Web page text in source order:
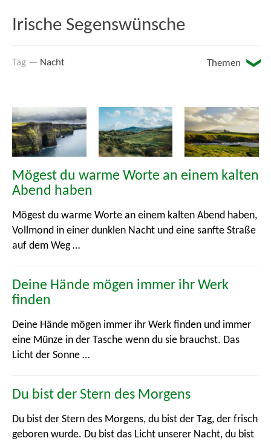
Irische Segenswünsche
Nacht Themen
Arbeit
Auf dem Weg
Essen und Trinken
Feuer
Freundschaft
Glaube
Hoffnung
Jahr und Jahreszeiten
Lächeln, Freundlichkeit, Freude
Leben
Natur
Mögest du warme Worte an einem kalten
Abend haben
Mögest du warme Worte an einem kalten Abend haben,
Vollmond in einer dunklen Nacht und eine sanfte Straße
auf dem Weg …
Deine Hände mögen immer ihr Werk
finden
Deine Hände mögen immer ihr Werk finden und immer
eine Münze in der Tasche wenn du sie brauchst. Das
Licht der Sonne …
Du bist der Stern des Morgens
Du bist der Stern des Morgens, du bist der Tag, der frisch
geboren wurde. Du bist das Licht unserer Nacht, du bist